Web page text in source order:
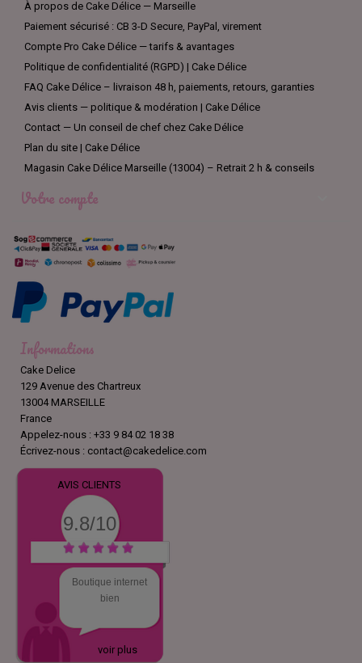
À propos de Cake Délice — Marseille
Paiement sécurisé : CB 3-D Secure, PayPal, virement
Compte Pro Cake Délice — tarifs & avantages
Politique de confidentialité (RGPD) | Cake Délice
FAQ Cake Délice – livraison 48 h, paiements, retours, garanties
Avis clients — politique & modération | Cake Délice
Contact — Un conseil de chef chez Cake Délice
Plan du site | Cake Délice
Magasin Cake Délice Marseille (13004) – Retrait 2 h & conseils
Votre compte
Informations
Cake Delice
129 Avenue des Chartreux
13004 MARSEILLE
France
Appelez-nous : +33 9 84 02 18 38
Écrivez-nous : contact@cakedelice.com
AVIS CLIENTS
9.8/10
Boutique internet
bien
voir plus